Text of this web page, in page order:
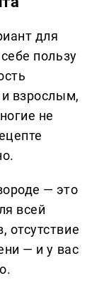
для
пользу
и взрослым,
не
— это
всей
— и у вас